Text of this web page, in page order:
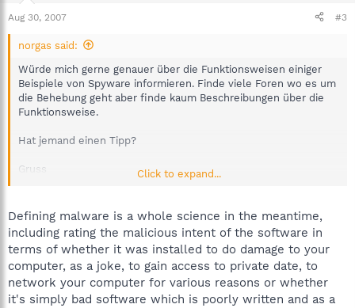
Aug 30, 2007 #3
norgas said:
Würde mich gerne genauer über die Funktionsweisen einiger
Beispiele von Spyware informieren. Finde viele Foren wo es um
die Behebung geht aber finde kaum Beschreibungen über die
Funktionsweise.
Hat jemand einen Tipp?
Gruss Click to expand...
Defining malware is a whole science in the meantime,
including rating the malicious intent of the software in
terms of whether it was installed to do damage to your
computer, as a joke, to gain access to private date, to
network your computer for various reasons or whether
it's simply bad software which is poorly written and as a